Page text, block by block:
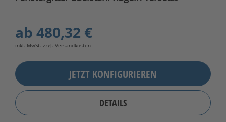
ab 480,32 €
inkl. MwSt. zzgl. Versandkosten
JETZT KONFIGURIEREN
DETAILS